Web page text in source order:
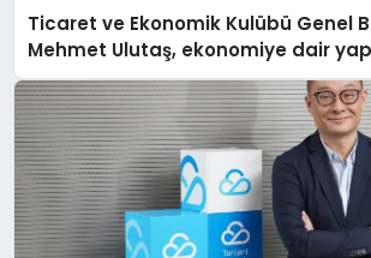
Ticaret ve Ekonomik Kulübü Genel
Mehmet Ulutaş, ekonomiye dair
açıklamada şunları kaydetti: